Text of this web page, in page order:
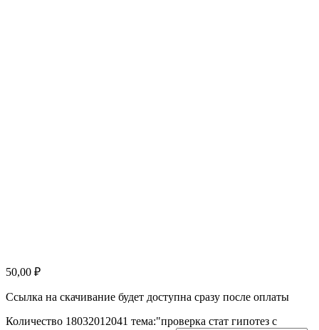
50,00 ₽
Ссылка на скачивание будет доступна сразу после оплаты
Количество 18032012041 тема:"проверка стат гипотез с